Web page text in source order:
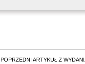
POPRZEDNI ARTYKUŁ Z